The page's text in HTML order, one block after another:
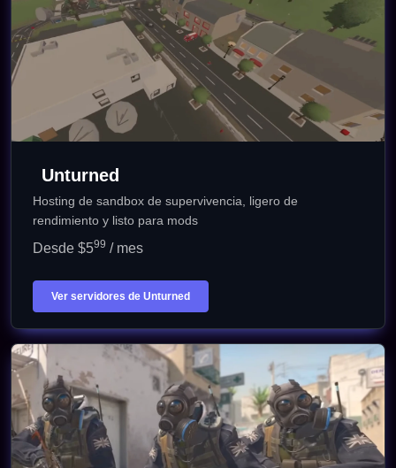
Unturned
Hosting de sandbox de supervivencia, ligero de
rendimiento y listo para mods
Desde $599 / mes
Ver servidores de Unturned